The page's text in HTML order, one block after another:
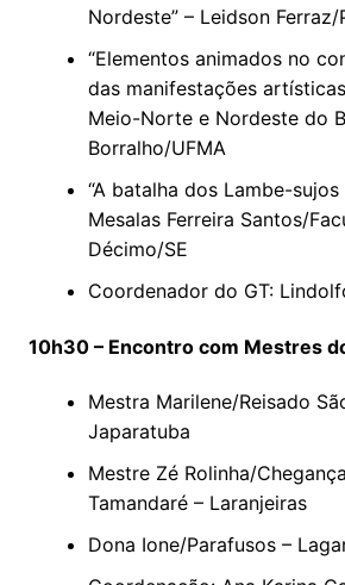
Nordeste” – Leidson Ferraz/
“Elementos animados no
das manifestações
Meio-Norte e Nordeste do
Borralho/UFMA
“A batalha dos Lambe-
Mesalas Ferreira Santos/
Décimo/SE
Coordenador do GT:
10h30 – Encontro com Mestres
Mestra Marilene/Reisado
Japaratuba
Mestre Zé Rolinha/
Tamandaré – Laranjeiras
Dona Ione/Parafusos –